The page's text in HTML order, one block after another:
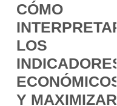
CÓMO
INTERPRETAR
LOS
INDICADORES
ECONÓMICOS
Y MAXIMIZAR